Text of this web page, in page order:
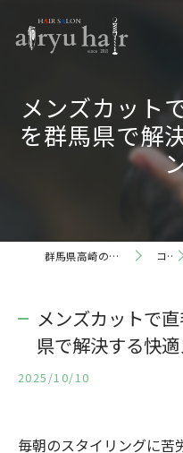
メンズカット
を群馬県で解
群馬県高崎の理容室ならairyu hair コラム
メンズカットで
県で解決する快
2025/10/10
毎朝のスタイリングに苦